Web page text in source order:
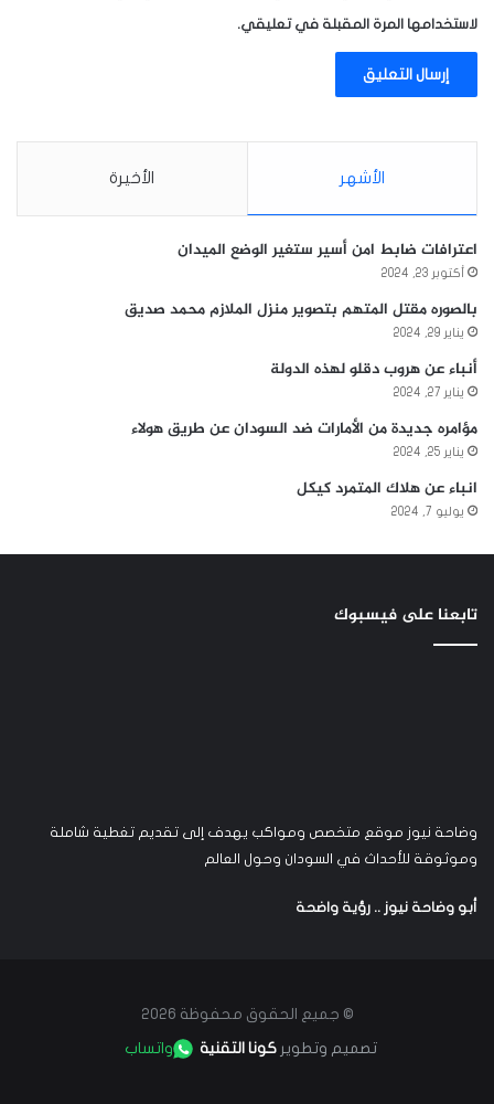
لاستخدامها المرة المقبلة في تعليقي.
الأشهر الأخيرة
اعترافات ضابط امن أسير ستغير الوضع الميدان
أكتوبر 23, 2024
بالصوره مقتل المتهم بتصوير منزل الملازم محمد صديق
يناير 29, 2024
أنباء عن هروب دقلو لهذه الدولة
يناير 27, 2024
مؤامره جديدة من الأمارات ضد السودان عن طريق هولاء
يناير 25, 2024
انباء عن هلاك المتمرد كيكل
يوليو 7, 2024
تابعنا على فيسبوك
وضاحة نيوز موقع متخصص ومواكب يهدف إلى تقديم تغطية شاملة
وموثوقة للأحداث في السودان وحول العالم
أبو وضاحة نيوز .. رؤية واضحة
© جميع الحقوق محفوظة 2026
تصميم وتطويركونا التقنية واتساب